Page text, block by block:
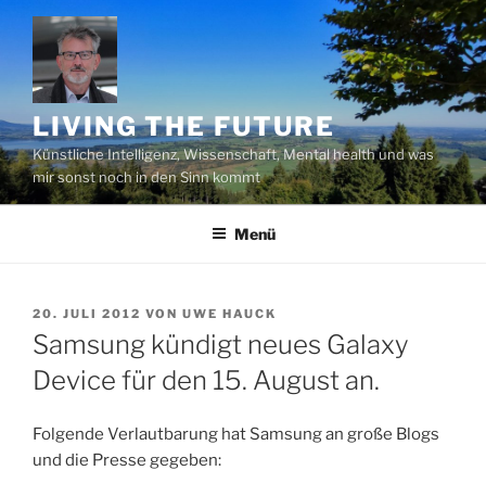
Zum
Inhalt
springen
LIVING THE FUTURE
Künstliche Intelligenz, Wissenschaft, Mental health und was
mir sonst noch in den Sinn kommt
Menü
VERÖFFENTLICHT
AM
20. JULI 2012 VON UWE HAUCK
Samsung kündigt neues Galaxy
Device für den 15. August an.
Folgende Verlautbarung hat Samsung an große Blogs
und die Presse gegeben: